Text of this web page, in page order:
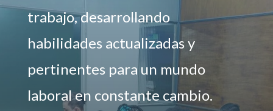
trabajo, desarrollando
habilidades actualizadas y
pertinentes para un mundo
laboral en constante cambio.